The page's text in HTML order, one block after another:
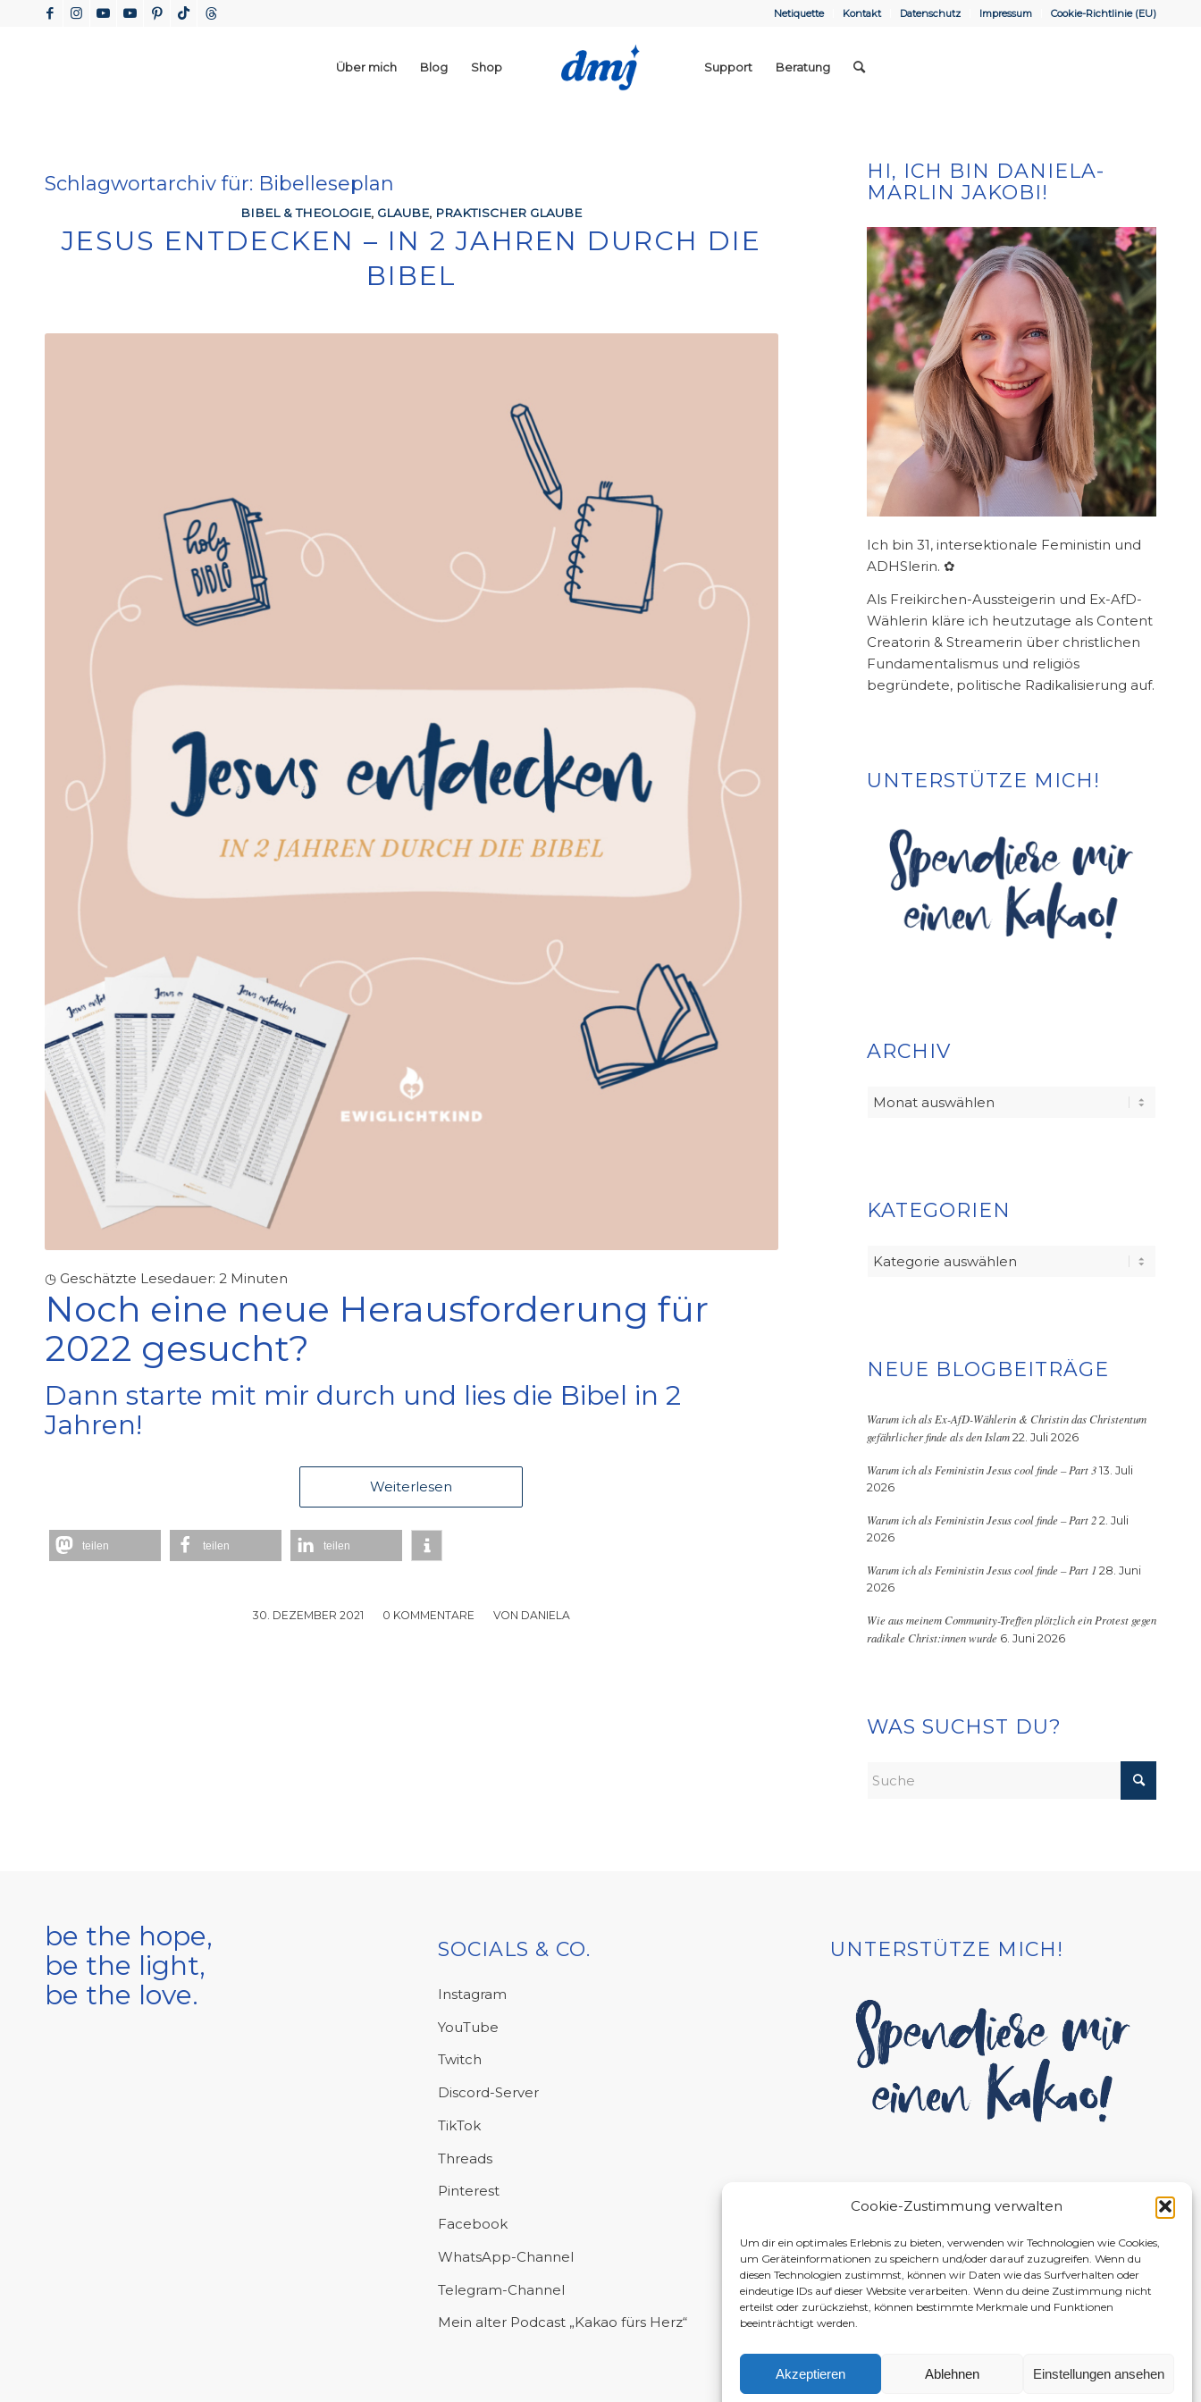
Cookie-Zustimmung verwalten
Um dir ein optimales Erlebnis zu bieten, verwenden wir Technologien wie Cookies,
um Geräteinformationen zu speichern und/oder darauf zuzugreifen. Wenn du
diesen Technologien zustimmst, können wir Daten wie das Surfverhalten oder
eindeutige IDs auf dieser Website verarbeiten. Wenn du deine Zustimmung nicht
erteilst oder zurückziehst, können bestimmte Merkmale und Funktionen
beeinträchtigt werden.
Akzeptieren Ablehnen Einstellungen ansehen
Netiquette Kontakt Datenschutz Impressum Cookie-Richtlinie (EU)
Über mich Blog Shop Support Beratung
Schlagwortarchiv für: Bibelleseplan
BIBEL & THEOLOGIE, GLAUBE, PRAKTISCHER GLAUBE
JESUS ENTDECKEN – IN 2 JAHREN DURCH DIE
BIBEL
◷ Geschätzte Lesedauer: 2 Minuten
Noch eine neue Herausforderung für
2022 gesucht?
Dann starte mit mir durch und lies die Bibel in 2
Jahren!
Weiterlesen
teilen teilen teilen
30. DEZEMBER 2021
/ 0 KOMMENTARE
/ VON DANIELA
HI, ICH BIN DANIELA-
MARLIN JAKOBI!
Ich bin 31, intersektionale Feministin und
ADHSlerin. ✿
Als Freikirchen-Aussteigerin und Ex-AfD-
Wählerin kläre ich heutzutage als Content
Creatorin & Streamerin über christlichen
Fundamentalismus und religiös
begründete, politische Radikalisierung auf.
UNTERSTÜTZE MICH!
ARCHIV
KATEGORIEN
Kategorien
NEUE BLOGBEITRÄGE
Warum ich als Ex-AfD-Wählerin & Christin das Christentum
gefährlicher finde als den Islam 22. Juli 2026
Warum ich als Feministin Jesus cool finde – Part 3 13. Juli
2026
Warum ich als Feministin Jesus cool finde – Part 2 2. Juli
2026
Warum ich als Feministin Jesus cool finde – Part 1 28. Juni
2026
Wie aus meinem Community-Treffen plötzlich ein Protest gegen
radikale Christ:innen wurde 6. Juni 2026
WAS SUCHST DU?
be the hope,
be the light,
be the love.
SOCIALS & CO.
Instagram
YouTube
Twitch
Discord-Server
TikTok
Threads
Pinterest
Facebook
WhatsApp-Channel
Telegram-Channel
Mein alter Podcast „Kakao fürs Herz“
UNTERSTÜTZE MICH!